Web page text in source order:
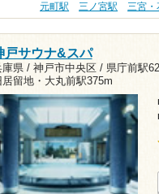
元町駅
三ノ宮駅 三宮・
戸サウナ&スパ
庫県 / 神戸市中央区 / 県庁前駅
居留地・大丸前駅375m